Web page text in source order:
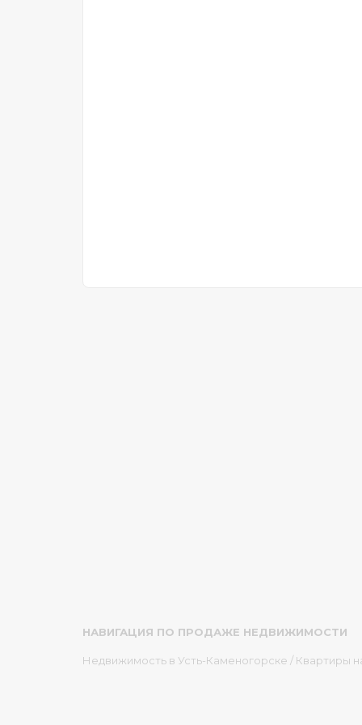
НАВИГАЦИЯ ПО ПРОДАЖЕ НЕДВИЖИМОСТИ
Недвижимость в Усть-Каменогорске / Квартиры